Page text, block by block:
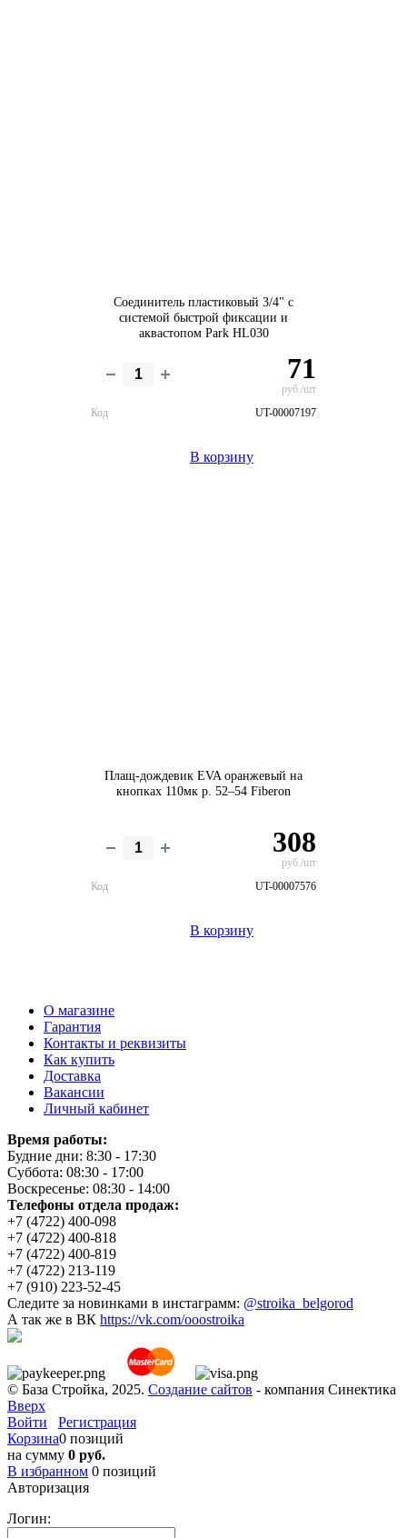
Соединитель пластиковый 3/4" с
системой быстрой фиксации и
аквастопом Park HL030
71
руб./шт
Код
UT-00007197
В корзину
Плащ-дождевик EVA оранжевый на
кнопках 110мк р. 52–54 Fiberon
308
руб./шт
Код
UT-00007576
В корзину
О магазине
Гарантия
Контакты и реквизиты
Как купить
Доставка
Вакансии
Личный кабинет
Время работы:
Будние дни: 8:30 - 17:30
Суббота: 08:30 - 17:00
Воскресенье: 08:30 - 14:00
Телефоны отдела продаж:
+7 (4722) 400-098
+7 (4722) 400-818
+7 (4722) 400-819
+7 (4722) 213-119
+7 (910) 223-52-45
Следите за новинками в инстаграмм: @stroika_belgorod
А так же в ВК https://vk.com/ooostroika
© База Стройка, 2025. Создание сайтов - компания Синектика
Вверх
Войти
Регистрация
Корзина0 позиций
на сумму 0 руб.
В избранном 0 позиций
Авторизация
Логин: